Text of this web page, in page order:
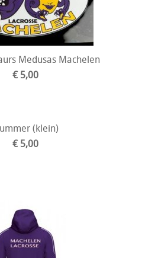
Medusas Machelen
€ 5,00
(klein)
€ 5,00